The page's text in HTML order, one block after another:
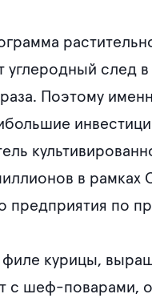
след в
Поэтому
в рамках
предприятия по
курицы,
с шеф-поварами,